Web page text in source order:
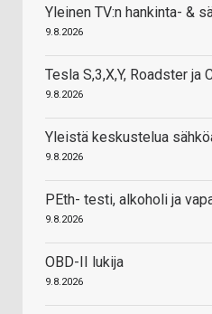
Yleinen TV:n hankinta- &
9.8.2026
Tesla S,3,X,Y, Roadster ja
9.8.2026
Yleistä keskustelua
9.8.2026
PEth- testi, alkoholi ja
9.8.2026
OBD-II lukija
9.8.2026